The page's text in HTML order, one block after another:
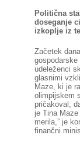
Politična
doseganje
izkoplje iz
Začetek
udeleženci
glasnimi
Maze, ki je
olimpijskem
pričakoval,
je Tina
merila,” je
finančni